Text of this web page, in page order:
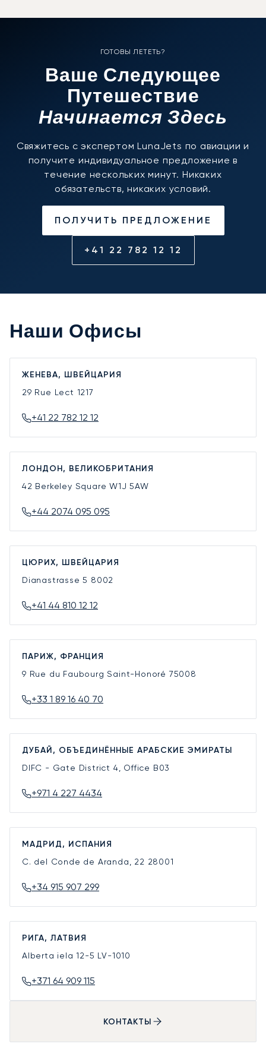
ГОТОВЫ ЛЕТЕТЬ?
Ваше Следующее
Путешествие
Начинается Здесь
Свяжитесь с экспертом LunaJets по авиации и
получите индивидуальное предложение в
течение нескольких минут. Никаких
обязательств, никаких условий.
ПОЛУЧИТЬ ПРЕДЛОЖЕНИЕ
+41 22 782 12 12
Наши Офисы
ЖЕНЕВА, ШВЕЙЦАРИЯ
29 Rue Lect 1217
+41 22 782 12 12
ЛОНДОН, ВЕЛИКОБРИТАНИЯ
42 Berkeley SquareW1J 5AW
+44 2074 095 095
ЦЮРИХ, ШВЕЙЦАРИЯ
Dianastrasse 5 8002
+41 44 810 12 12
ПАРИЖ, ФРАНЦИЯ
9 Rue du Faubourg Saint-Honoré 75008
+33 1 89 16 40 70
ДУБАЙ, ОБЪЕДИНЁННЫЕ АРАБСКИЕ ЭМИРАТЫ
DIFC - Gate District 4, Office B03
+971 4 227 4434
МАДРИД, ИСПАНИЯ
C. del Conde de Aranda, 22 28001
+34 915 907 299
РИГА, ЛАТВИЯ
Alberta iela 12-5 LV-1010
+371 64 909 115
КОНТАКТЫ